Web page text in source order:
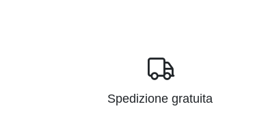
Spedizione gratuita